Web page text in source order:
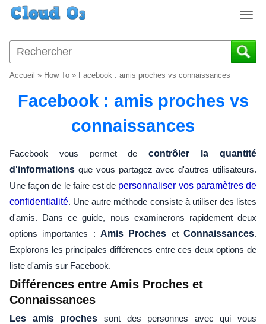
T
g
g
a
a
t
i
o
Accueil » How To » Facebook : amis proches vs connaissances
Facebook : amis proches vs
connaissances
Facebook vous permet decontrôler la quantité
d'informations que vous partagez avec d'autres utilisateurs.
Une façon de le faire est de personnaliser vos paramètres de
confidentialité. Une autre méthode consiste à utiliser des listes
d'amis. Dans ce guide, nous examinerons rapidement deux
options importantes : Amis Proches etConnaissances.
Explorons les principales différences entre ces deux options de
liste d'amis sur Facebook.
Différences entre Amis Proches et
Connaissances
Les amis proches sont des personnes avec qui vous